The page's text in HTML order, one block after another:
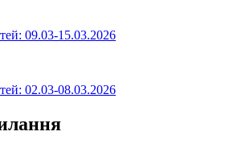
09.03-15.03.2026
02.03-08.03.2026